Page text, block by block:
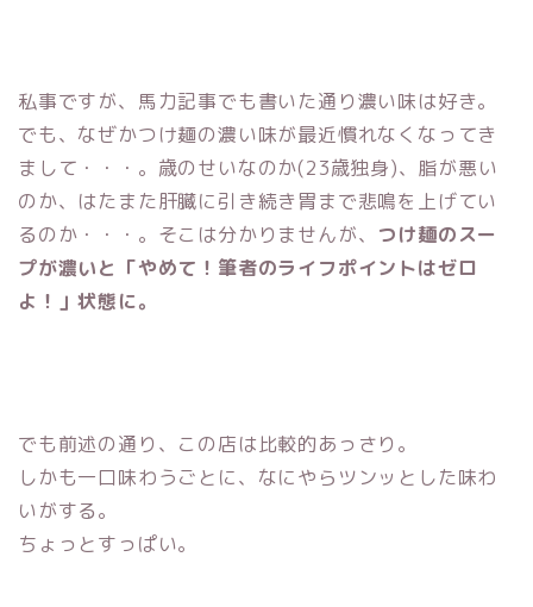
私事ですが、馬力記事でも書いた通り濃い味は好き。
でも、なぜかつけ麺の濃い味が最近慣れなくなってき
まして・・・。歳のせいなのか(23歳独身)、脂が悪い
のか、はたまた肝臓に引き続き胃まで悲鳴を上げてい
るのか・・・。そこは分かりませんが、 つけ麺のスー
プが濃いと「やめて！筆者のライフポイントはゼロ
よ！」状態に。
でも前述の通り、この店は比較的あっさり。
しかも一口味わうごとに、なにやらツンッとした味わ
いがする。
ちょっとすっぱい。